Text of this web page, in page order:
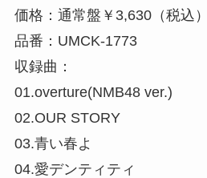
価格：通常盤￥3,630（税込）
品番：UMCK-1773
収録曲：
01.overture(NMB48 ver.)
02.OUR STORY
03.青い春よ
04.愛デンティティ